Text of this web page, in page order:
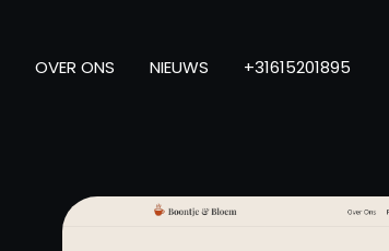
OVER ONS NIEUWS +31615201895